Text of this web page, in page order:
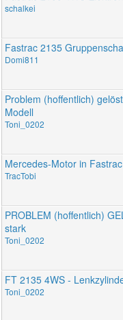
schalkei
Fastrac 2135
Domi811
Problem (hoffentlich)
Modell
Toni_0202
Mercedes-Motor in Fastrac
TracTobi
PROBLEM (hoffentlich)
stark
Toni_0202
FT 2135 4WS -
Toni_0202